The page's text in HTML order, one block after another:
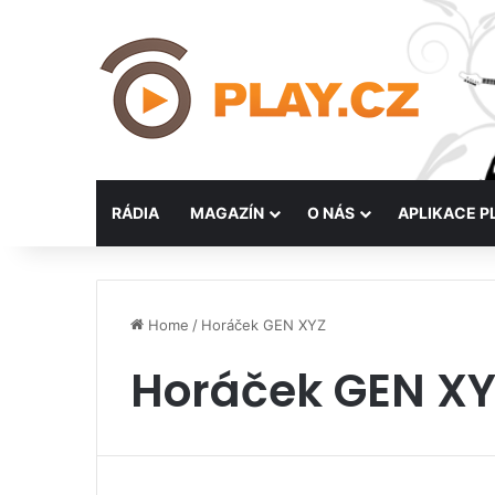
RÁDIA MAGAZÍN O NÁS APLIKACE
Home / Horáček GEN XYZ
Horáček GEN